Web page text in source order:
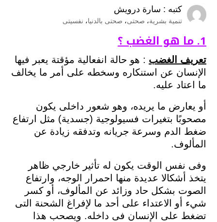
كتبه : سارة درويش
تنمية بشرية، صحتى، صحتى بالدنيا، نفسيتى
1. ما هو الغضب ؟
تعريف الغضب : هو حالة انفعالية مؤقتة يعبر فيها
الإنسان عن استنكاره وسخطه على أمر ما يخالف
ما اعتاد عليه.
أو يعارض ما يريده، وهو شعور داخلى يكون
مصحوبًا بتغيرات فسيولوجية (جسدية) مثل ارتفاع
ضغط الدم وسرعة جريانه وتدفقه زيادة عن
المألوف.
وفى نفس الوقت يكون له تأثير خارجي ظاهر
يتخذ أشكالا عديدة منها احمرار الوجه، وارتفاع
الصوت بشكل حاد وزائد عن المألوف، أو كسر
شيء أو الاعتداء على أحد ما لإفراغ الشحنة التى
تضغط على الإنسان فى داخله. ويصحب هذا